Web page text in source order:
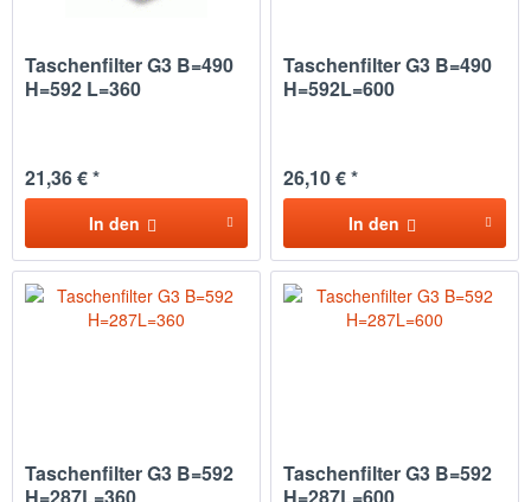
Taschenfilter G3 B=490
H=592 L=360
21,36 € *
In den
Taschenfilter G3 B=490
H=592L=600
26,10 € *
In den
Taschenfilter G3 B=592
Taschenfilter G3 B=592